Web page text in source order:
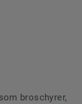
broschyrer,